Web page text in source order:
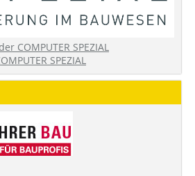
COMPUTER SPEZIAL
SPEZIAL